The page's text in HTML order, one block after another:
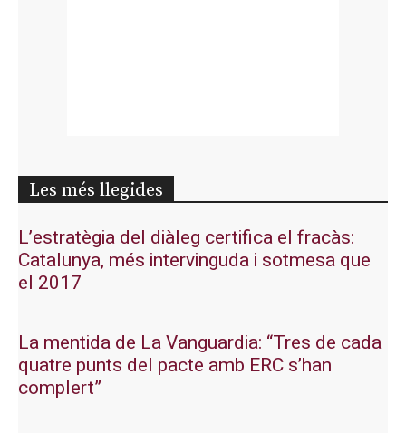
Les més llegides
L’estratègia del diàleg certifica el fracàs:
Catalunya, més intervinguda i sotmesa que
el 2017
La mentida de La Vanguardia: “Tres de cada
quatre punts del pacte amb ERC s’han
complert”